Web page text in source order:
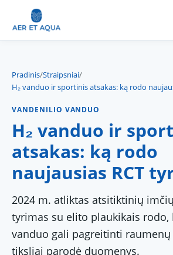
Pradinis/Straipsniai/
H₂ vanduo ir sportinis atsakas: ką rodo
VANDENILIO VANDUO
H₂ vanduo ir
atsakas: ką rodo
naujausias RCT
2024 m. atliktas atsitiktinių
tyrimas su elito plaukikais rodo,
vanduo gali pagreitinti raumenų
tiksliai parodė duomenys.